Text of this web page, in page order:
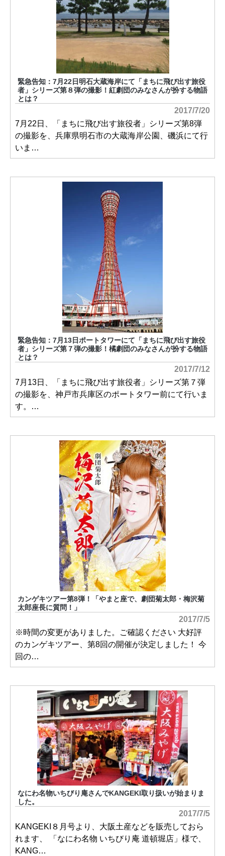
緊急告知：7月22日明石大蔵海岸にて「まちに飛び出す旅役
者」シリーズ第８弾の撮影！紅劇団のみなさんが扮する物語
とは？
2017/7/20
7月22日、「まちに飛び出す旅役者」シリーズ第8弾
の撮影を、兵庫県明石市の大蔵海岸公園、磯浜にて行
いま…
緊急告知：7月13日ポートタワーにて「まちに飛び出す旅役
者」シリーズ第７弾の撮影！橘劇団のみなさんが扮する物語
とは？
2017/7/12
7月13日、「まちに飛び出す旅役者」シリーズ第７弾
の撮影を、神戸市兵庫区のポートタワー前にて行いま
す。…
カンゲキツアー第8弾！「やまと座で、劇団菊太郎・梅沢菊
太郎座長に質問！」
2017/7/5
※時間の変更がありました。ご確認ください 大好評
のカンゲキツアー、第8回の開催が決定しました！ 今
回の…
なにわ名物いちびり庵さんでKANGEKI取り扱いが始まりま
した。
2017/7/5
KANGEKI８月号より、大阪土産などを販売しておら
れます、 「なにわ名物 いちびり庵 道頓堀店」様で、
KANG…